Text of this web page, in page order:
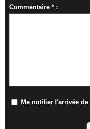
Commentaire * :
Me notifier l'arrivée